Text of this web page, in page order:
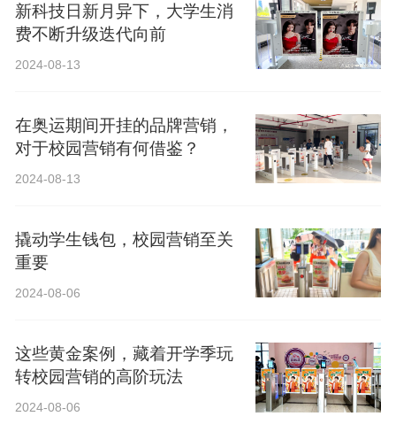
新科技日新月异下，大学生消
费不断升级迭代向前
2024-08-13
在奥运期间开挂的品牌营销，
对于校园营销有何借鉴？
2024-08-13
撬动学生钱包，校园营销至关
重要
2024-08-06
这些黄金案例，藏着开学季玩
转校园营销的高阶玩法
2024-08-06